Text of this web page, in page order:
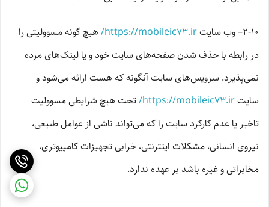
۲-۱۰– وب ‏‌سایت https://mobileic73.ir/ هیچ گونه مسوولیتی را
در رابطه با حذف شدن صفحه‏‌های سایت خود و یا لینک‏‌های مرده
نمی‌‏پذیرد. سروﻳس‌‏های سایت آن‏گونه که هست ارائه می‏‌شود و
سایتhttps://mobileic73.ir/ تحت هیچ شرایطی مسوولیت
تاخیر یا عدم کارکرد سایت را که می‌تواند ناشى از عوامل طبیعى،
نیروى انسانی، مشکلات اینترنتى، خرابی تجهیزات کامپیوترى،
مخابراتى و غیره باشد بر عهده ندارد.